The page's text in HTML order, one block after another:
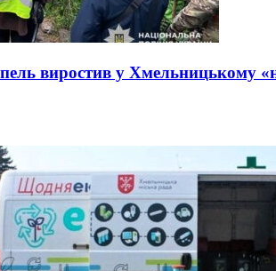
виростив у Хмельницькому